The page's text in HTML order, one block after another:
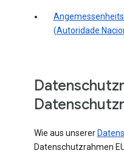
(Autoridade
Wie aus unserer
Datenschutzrahmen